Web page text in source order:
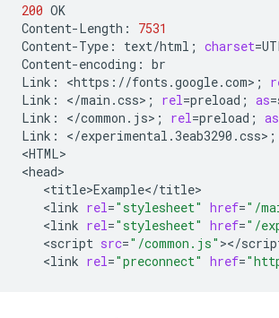
200 OK
Content-Length:
7531
Content-Type:
text/html ; charset=
Content-encoding: br
Link:
<https://fonts.google.com> ;
Link:
</main.css> ; rel=preload ; as=
Link:
</common.js> ; rel=preload ; as
Link:
</experimental.3eab3290.css> ;
<HTML>
<link rel="stylesheet" href="/
<link rel="stylesheet" href="/
<script src="/common.js"
<link rel="preconnect" href=